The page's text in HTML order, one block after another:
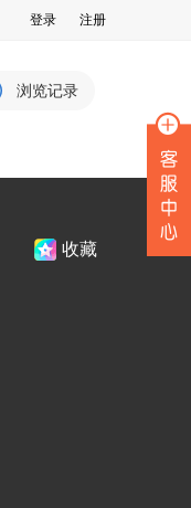
登录 注册
浏览记录
收藏